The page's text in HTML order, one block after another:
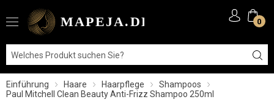
0
Einführung Haare Haarpflege
Shampoos
Paul Mitchell Clean Beauty Anti-Frizz Shampoo 250ml